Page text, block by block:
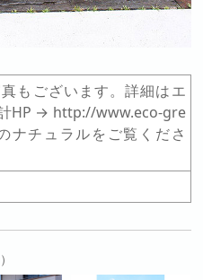
もございます。詳細はエ
HP → http://www.eco-gre
ナチュラルをご覧くださ